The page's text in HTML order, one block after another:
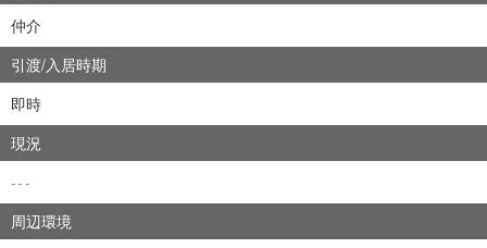
仲介
引渡/入居時期
即時
現況
---
周辺環境